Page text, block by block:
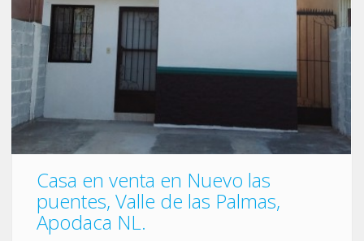
Casa en venta en Nuevo las
puentes, Valle de las Palmas,
Apodaca NL.